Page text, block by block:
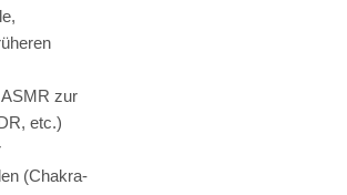
zur
etc.)
(Chakra-